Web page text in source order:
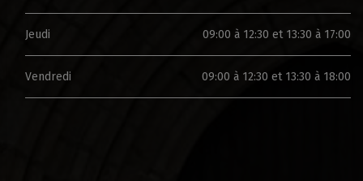
Jeudi 09:00 à 12:30 et 13:30 à 17:00
Vendredi 09:00 à 12:30 et 13:30 à 18:00